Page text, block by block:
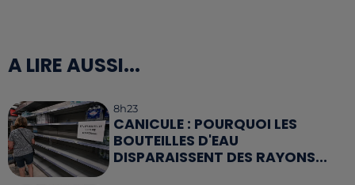
A LIRE AUSSI...
8h23
CANICULE : POURQUOI LES
BOUTEILLES D'EAU
DISPARAISSENT DES RAYONS...